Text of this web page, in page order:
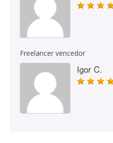
Freelancer vencedor
Igor C.